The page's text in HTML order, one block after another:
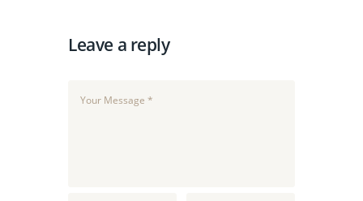
Leave a reply